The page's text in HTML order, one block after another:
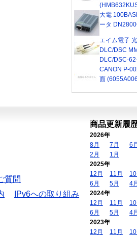
大電
ータ
エイム電子
DLC/DSC
DLC/DSC-
CANON P-
面
質問
IPv6への取り組み
商品更新履
2026年
8月
7月 6
2月
1月
2025年
12月
11月
6月
5月 4
2024年
12月
11月
6月
5月 4
2023年
12月
11月